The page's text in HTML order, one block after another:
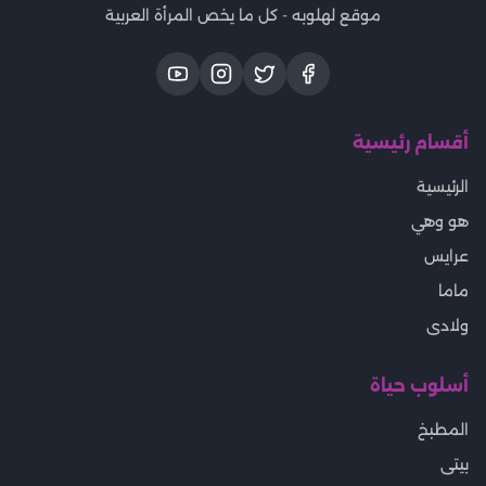
موقع لهلوبه - كل ما يخص المرأة العربية
أقسام رئيسية
الرئيسية
هو وهي
عرايس
ماما
ولادى
أسلوب حياة
المطبخ
بيتى